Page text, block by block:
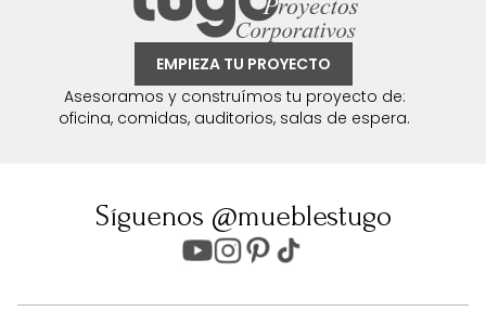
EMPIEZA TU PROYECTO
Asesoramos y construímos tu proyecto de:
oficina, comidas, auditorios, salas de espera.
Síguenos @mueblestugo